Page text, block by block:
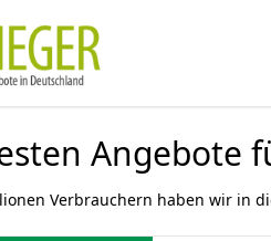
Angebote
Verbrauchern haben wir in